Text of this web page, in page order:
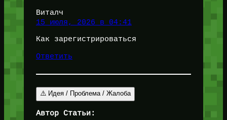
Виталч
15 июля, 2026 в 04:41
Как зарегистрироваться
Ответить
⚠️ Идея / Проблема / Жалоба
Автор Статьи: